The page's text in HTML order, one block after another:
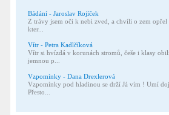
Bádání - Jaroslav Rojíček
Z trávy jsem oči k nebi zved, a chvíli o zem opřel
kter...
Vítr - Petra Kadlčíková
Vítr si hvízdá v korunách stromů, češe i klasy
jemnou p...
Vzpomínky - Dana Drexlerová
Vzpomínky pod hladinou se drží Já vím ! Umí
Přesto...